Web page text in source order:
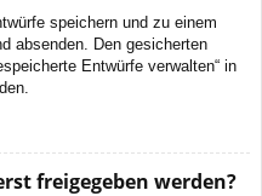
speichern und zu einem
absenden. Den gesicherten
Entwürfe verwalten“ in
freigegeben werden?